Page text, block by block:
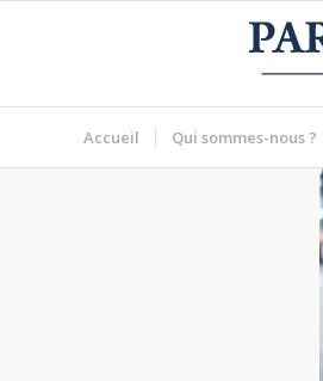
Accueil Qui sommes-nous ?